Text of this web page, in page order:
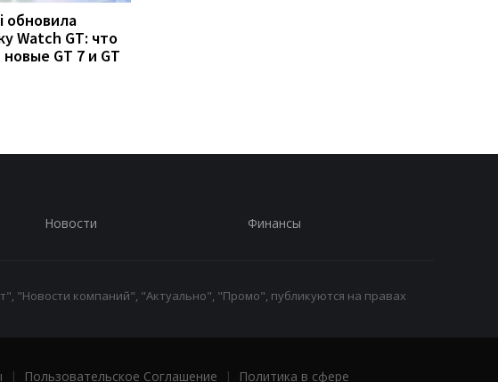
обновила
Watch GT: что
GT 7 и GT
Новости Финансы
"Новости компаний", "Актуально", "Промо", публикуются на правах
| Пользовательское Соглашение | Политика в сфере